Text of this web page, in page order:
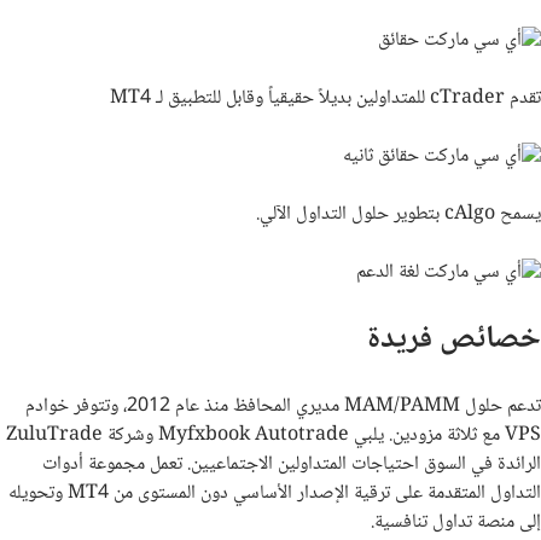
تقدمcTraderللمتداولين بديلاً حقيقياً وقابل للتطبيق لـMT4
يسمحcAlgoبتطوير حلول التداول الآلي.
خصائص فريدة
تدعم حلولMAM/PAMMمديري المحافظ منذ عام 2012، وتتوفر خوادم
VPSمع ثلاثة مزودين. يلبي Myfxbook Autotradeوشركة ZuluTrade
الرائدة في السوق احتياجات المتداولين الاجتماعيين. تعمل مجموعة أدوات
التداول المتقدمة على ترقية الإصدار الأساسي دون المستوى منMT4وتحويله
إلى منصة تداول تنافسية.